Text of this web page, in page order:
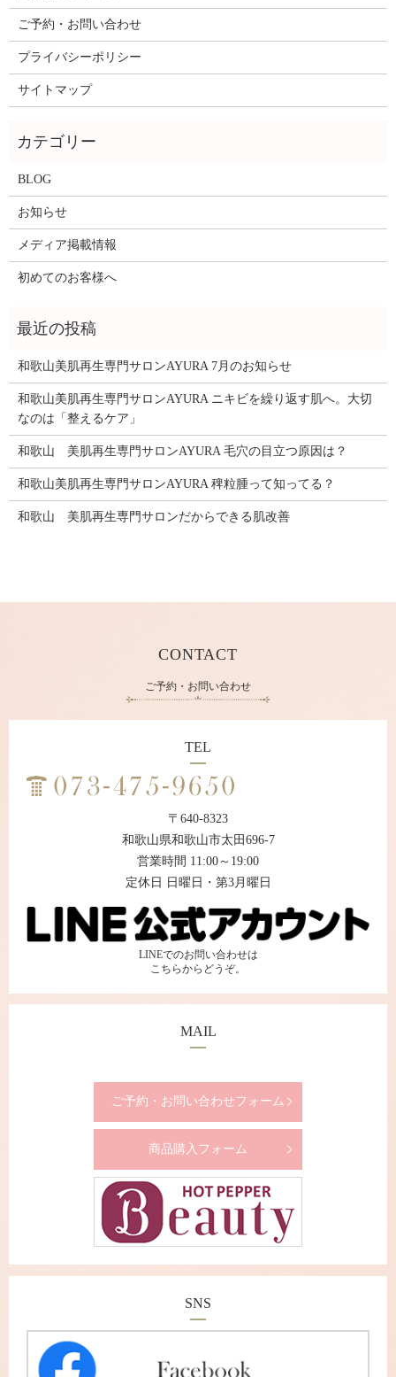
ご予約・お問い合わせ
プライバシーポリシー
サイトマップ
BLOG
お知らせ
メディア掲載情報
初めてのお客様へ
和歌山美肌再生専門サロンAYURA 7月のお知らせ
和歌山美肌再生専門サロンAYURA ニキビを繰り返す肌へ。大切
なのは「整えるケア」
和歌山 美肌再生専門サロンAYURA 毛穴の目立つ原因は？
和歌山美肌再生専門サロンAYURA 稗粒腫って知ってる？
和歌山 美肌再生専門サロンだからできる肌改善
CONTACT
ご予約・お問い合わせ
TEL
〒640-8323
和歌山県和歌山市太田696-7
営業時間 11:00～19:00
定休日 日曜日・第3月曜日
LINEでのお問い合わせは
こちらからどうぞ。
MAIL
ご予約・お問い合わせフォーム
商品購入フォーム
SNS